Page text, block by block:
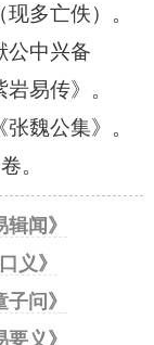
多亡佚）。
公中兴备
易传》。
魏公集》。
。
闻》
义》
问》
义》